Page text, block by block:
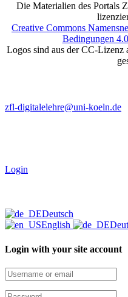
Die Materialien des Portals
Creative Commons
Bedingungen
Logos sind aus der CC-Lizenz
zfl-digitalelehre@uni-koeln.de
Login
Deutsch
English
Login with your site account